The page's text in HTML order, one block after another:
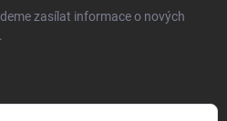
zasílat informace o nových